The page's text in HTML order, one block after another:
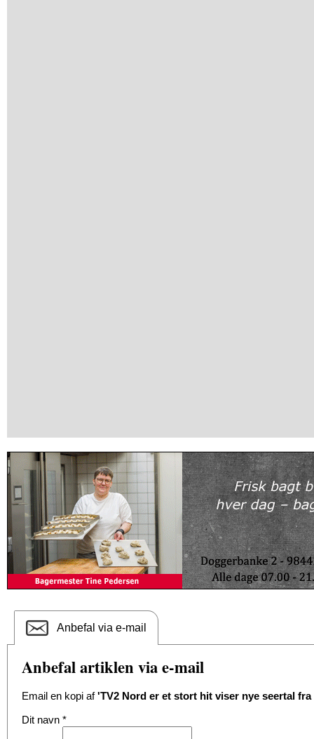
Anbefal via e-mail
Anbefal artiklen via e-mail
Email en kopi af'TV2 Nord er et stort hit viser nye seertal
Dit navn *